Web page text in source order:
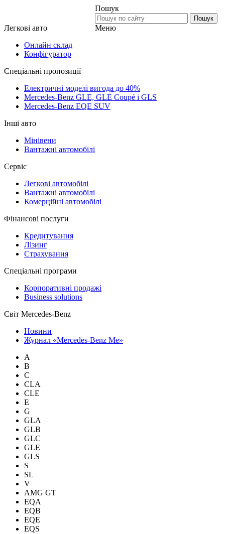
Пошук
Пошук
Меню
Легкові авто
Онлайн склад
Конфігуратор
Спеціальні пропозиції
Електричні моделі вигода до 40%
Mercedes-Benz GLE, GLE Coupé і GLS
Mercedes-Benz EQE SUV
Інші авто
Мінівени
Вантажні автомобілі
Сервіс
Легкові автомобілі
Вантажні автомобілі
Комерційні автомобілі
Фінансові послуги
Кредитування
Лізинг
Страхування
Спеціальні програми
Корпоративні продажі
Business solutions
Світ Mercedes-Benz
Новини
Журнал «Mercedes-Benz Me»
A
B
C
CLA
CLE
E
G
GLA
GLB
GLC
GLE
GLS
S
SL
V
AMG GT
EQA
EQB
EQE
EQS